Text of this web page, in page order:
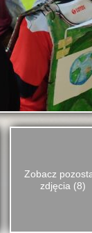
Zobacz
zdjęcia (8)